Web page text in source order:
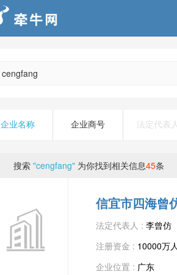
企业名称 企业商号 法定代表
搜索 "cengfang" 为你找到相关信息45条
信宜市四海曾
法定代表人 : 李曾仿
注册资金 : 10000万
企业位置 : 广东